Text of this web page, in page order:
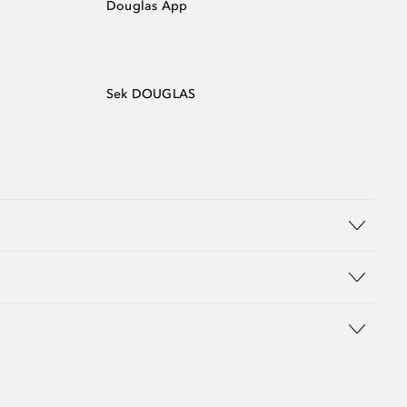
Douglas App
Sek DOUGLAS